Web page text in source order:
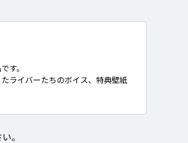
す。
ライバーたちのボイス、特典壁紙
。